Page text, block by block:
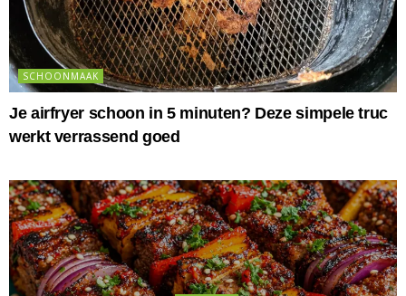
SCHOONMAAK
Je airfryer schoon in 5 minuten? Deze simpele truc
werkt verrassend goed